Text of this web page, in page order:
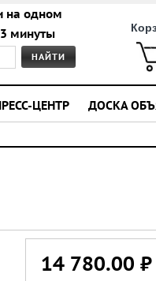
на одном
минуты
ЦЕНТР ДОСКА
14 780.00 ⃏